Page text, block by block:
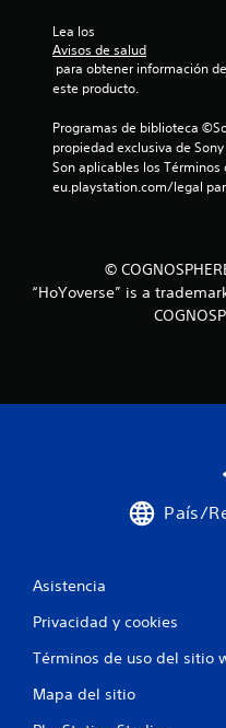
Lea los
Avisos de salud
este producto.
Programas de biblioteca
propiedad exclusiva de
Son aplicables los
eu.playstation.com/legal
©
“HoYoverse” is a
País/
Asistencia
Privacidad y cookies
Términos de uso del sitio
Mapa del sitio